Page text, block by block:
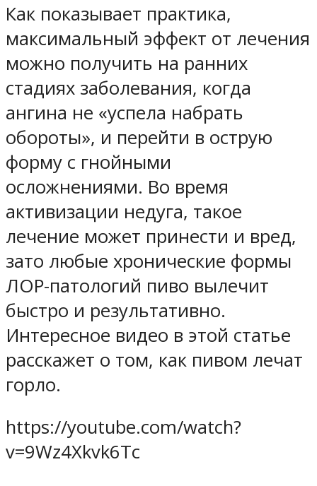
Как показывает практика,
максимальный эффект от лечения
можно получить на ранних
стадиях заболевания, когда
ангина не «успела набрать
обороты», и перейти в острую
форму с гнойными
осложнениями. Во время
активизации недуга, такое
лечение может принести и вред,
зато любые хронические формы
ЛОР-патологий пиво вылечит
быстро и результативно.
Интересное видео в этой статье
расскажет о том, как пивом лечат
горло.
https://youtube.com/watch?
v=9Wz4Xkvk6Tc